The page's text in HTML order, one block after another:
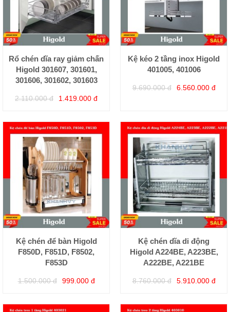
Rổ chén dĩa ray giảm chấn
Higold 301607, 301601,
301606, 301602, 301603
2.110.000 đ 1.419.000 đ
Kệ kéo 2 tầng inox Higold
401005, 401006
9.690.000 đ 6.560.000 đ
Kệ chén để bàn Higold
F850D, F851D, F8502,
F853D
1.500.000 đ 999.000 đ
Kệ chén dĩa di động
Higold A224BE, A223BE,
A222BE, A221BE
8.760.000 đ 5.910.000 đ